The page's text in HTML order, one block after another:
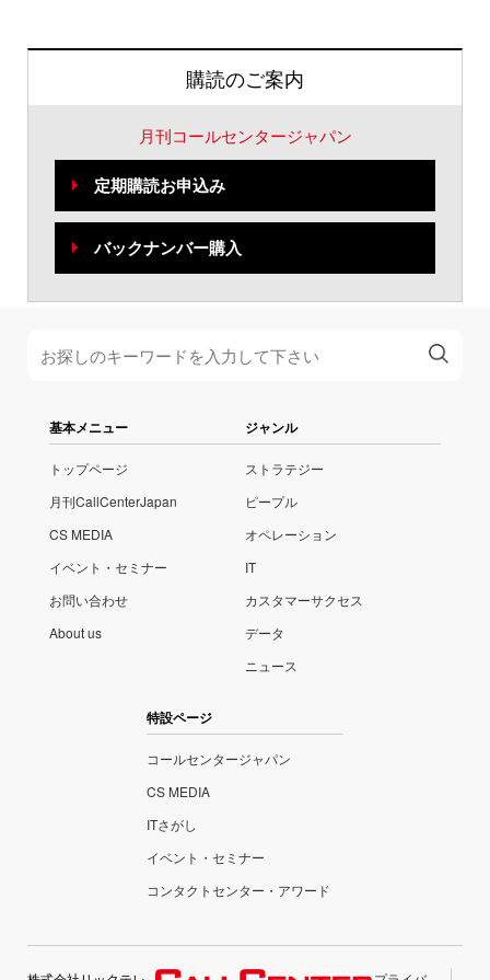
購読のご案内
月刊コールセンタージャパン
定期購読お申込み
バックナンバー購入
基本メニュー
トップページ
月刊CallCenterJapan
CS MEDIA
イベント・セミナー
お問い合わせ
About us
ジャンル
ストラテジー
ピープル
オペレーション
IT
カスタマーサクセス
データ
ニュース
特設ページ
コールセンタージャパン
CS MEDIA
ITさがし
イベント・セミナー
コンタクトセンター・アワード